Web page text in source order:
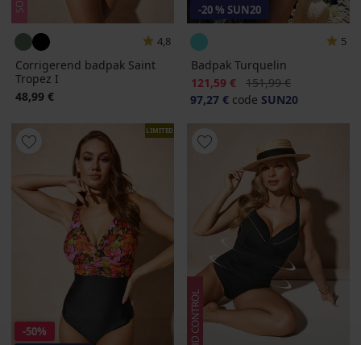
4,8
Corrigerend badpak Saint
Tropez I
48,99 €
-20 % SUN20
5
Badpak Turquelin
Korting
121,59 € Oorspronkelijke prijs
151,99 €
97,27 € code SUN20
LIMITED
-50%